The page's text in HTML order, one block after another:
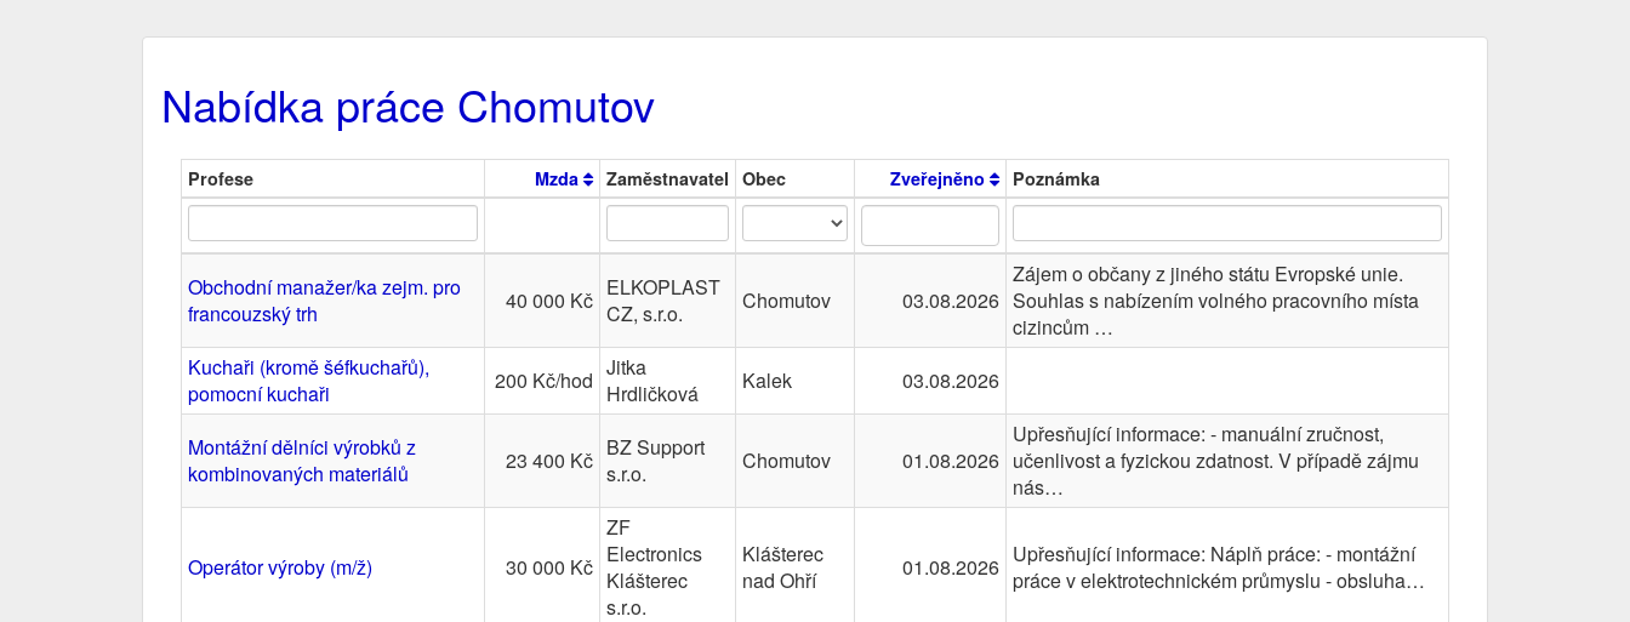
Nabídka práce Chomutov
Profese Mzda Zaměstnavatel Obec Zveřejněno Poznámka
Obchodní manažer/ka zejm. pro
francouzský trh
40 000 Kč ELKOPLAST
CZ, s.r.o.
Chomutov 03.08.2026
Zájem o občany z jiného státu Evropské unie.
Souhlas s nabízením volného pracovního místa
cizincům …
Kuchaři (kromě šéfkuchařů),
pomocní kuchaři
200 Kč/hod Jitka
Hrdličková
Kalek 03.08.2026
Montážní dělníci výrobků z
kombinovaných materiálů
23 400 Kč BZ Support
s.r.o.
Chomutov 01.08.2026
Upřesňující informace: - manuální zručnost,
učenlivost a fyzickou zdatnost. V případě zájmu
nás…
Operátor výroby (m/ž) 30 000 Kč
ZF
Electronics
Klášterec
s.r.o.
Klášterec
nad Ohří
01.08.2026 Upřesňující informace: Náplň práce: - montážní
práce v elektrotechnickém průmyslu - obsluha…